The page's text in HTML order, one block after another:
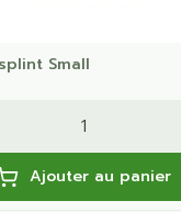
Small
Ajouter au panier